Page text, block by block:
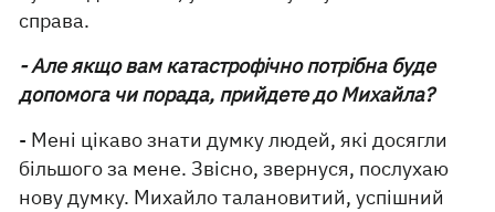
справа.
- Але якщо вам катастрофічно потрібна буде
допомога чи порада, прийдете до Михайла?
- Мені цікаво знати думку людей, які досягли
більшого за мене. Звісно, ​​звернуся, послухаю
нову думку. Михайло талановитий, успішний